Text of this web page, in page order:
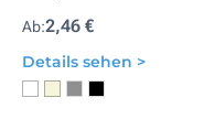
Ab:2,46 €
Details sehen >